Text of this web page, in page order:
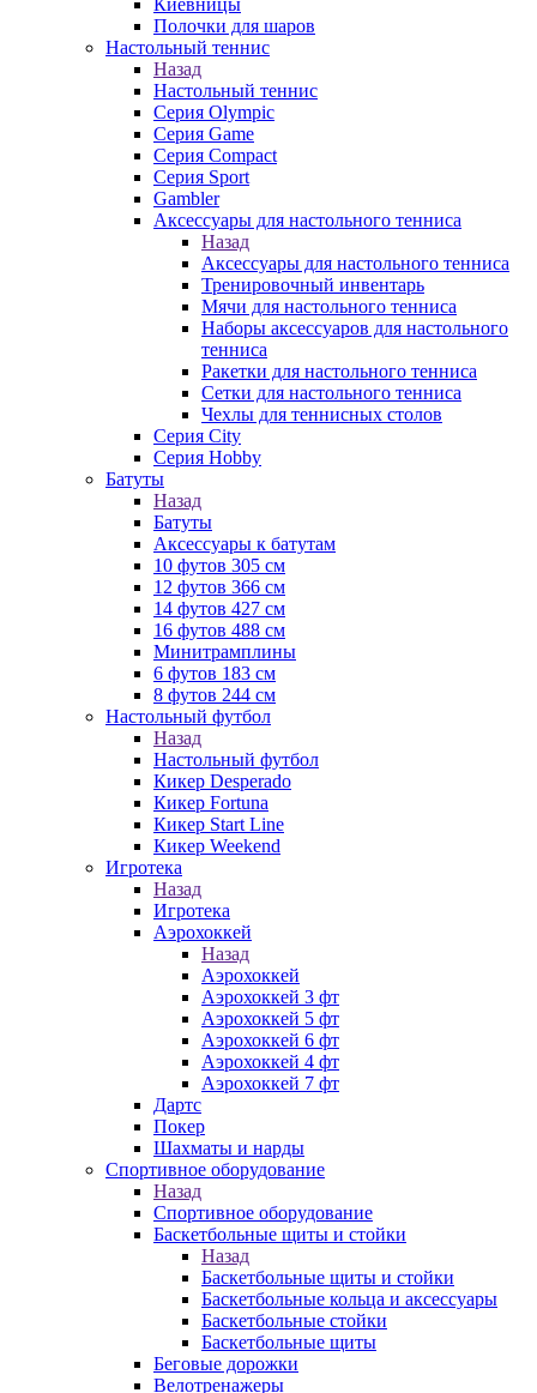
Киевницы
Полочки для шаров
Настольный теннис
Назад
Настольный теннис
Серия Olympic
Серия Game
Серия Compact
Серия Sport
Gambler
Аксессуары для настольного тенниса
Назад
Аксессуары для настольного тенниса
Тренировочный инвентарь
Мячи для настольного тенниса
Наборы аксессуаров для настольного
тенниса
Ракетки для настольного тенниса
Сетки для настольного тенниса
Чехлы для теннисных столов
Серия City
Серия Hobby
Батуты
Назад
Батуты
Аксессуары к батутам
10 футов 305 см
12 футов 366 см
14 футов 427 см
16 футов 488 см
Минитрамплины
6 футов 183 см
8 футов 244 см
Настольный футбол
Назад
Настольный футбол
Кикер Desperado
Кикер Fortuna
Кикер Start Line
Кикер Weekend
Игротека
Назад
Игротека
Аэрохоккей
Назад
Аэрохоккей
Аэрохоккей 3 фт
Аэрохоккей 5 фт
Аэрохоккей 6 фт
Аэрохоккей 4 фт
Аэрохоккей 7 фт
Дартс
Покер
Шахматы и нарды
Спортивное оборудование
Назад
Спортивное оборудование
Баскетбольные щиты и стойки
Назад
Баскетбольные щиты и стойки
Баскетбольные кольца и аксессуары
Баскетбольные стойки
Баскетбольные щиты
Беговые дорожки
Велотренажеры